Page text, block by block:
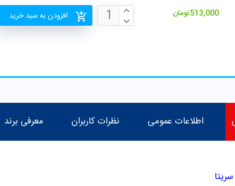
513,000تومان افزودن به سبد خرید
اطلاعات عمومی نظرات کاربران معرفی برند